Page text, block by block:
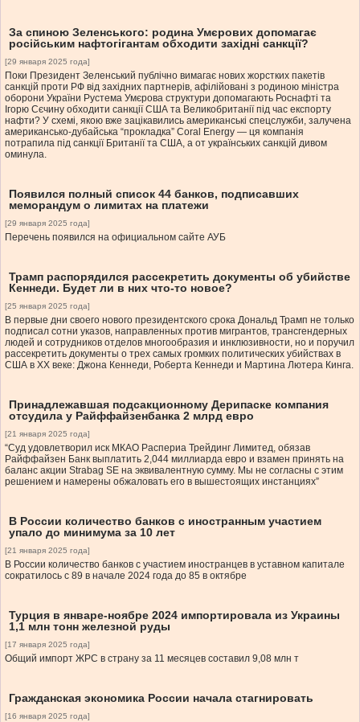
За спиною Зеленського: родина Умєрових допомагає
російським нафтогігантам обходити західні санкції?
[29 января 2025 года]
Поки Президент Зеленський публічно вимагає нових жорстких пакетів
санкцій проти РФ від західних партнерів, афілійовані з родиною міністра
оборони України Рустема Умєрова структури допомагають Роснафті та
Ігорю Сєчину обходити санкції США та Великобританії під час експорту
нафти? У схемі, якою вже зацікавились американські спецслужби, залучена
американсько-дубайська “прокладка” Coral Energy — ця компанія
потрапила під санкції Британії та США, а от українських санкцій дивом
оминула.
Появился полный список 44 банков, подписавших
меморандум о лимитах на платежи
[29 января 2025 года]
Перечень появился на официальном сайте АУБ
Трамп распорядился рассекретить документы об убийстве
Кеннеди. Будет ли в них что-то новое?
[25 января 2025 года]
В первые дни своего нового президентского срока Дональд Трамп не только
подписал сотни указов, направленных против мигрантов, трансгендерных
людей и сотрудников отделов многообразия и инклюзивности, но и поручил
рассекретить документы о трех самых громких политических убийствах в
США в XX веке: Джона Кеннеди, Роберта Кеннеди и Мартина Лютера Кинга.
Принадлежавшая подсакционному Дерипаске компания
отсудила у Райффайзенбанка 2 млрд евро
[21 января 2025 года]
“Суд удовлетворил иск МКАО Распериа Трейдинг Лимитед, обязав
Райффайзен Банк выплатить 2,044 миллиарда евро и взамен принять на
баланс акции Strabag SE на эквивалентную сумму. Мы не согласны с этим
решением и намерены обжаловать его в вышестоящих инстанциях”
В России количество банков с иностранным участием
упало до минимума за 10 лет
[21 января 2025 года]
В России количество банков с участием иностранцев в уставном капитале
сократилось с 89 в начале 2024 года до 85 в октябре
Турция в январе-ноябре 2024 импортировала из Украины
1,1 млн тонн железной руды
[17 января 2025 года]
Общий импорт ЖРС в страну за 11 месяцев составил 9,08 млн т
Гражданская экономика России начала стагнировать
[16 января 2025 года]